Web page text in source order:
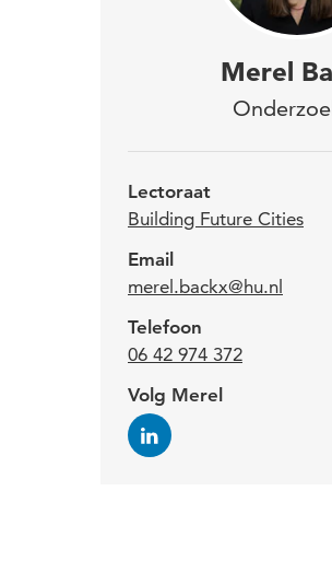
Merel
Lectoraat
Building Future Cities
Email
merel.backx@hu.nl
Telefoon
06 42 974 372
Volg Merel